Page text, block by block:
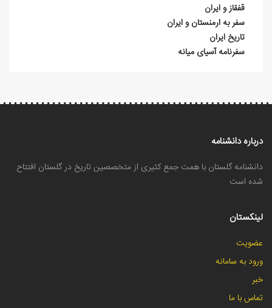
قفقاز و ایران
سفر به ارمنستان و ایران
تاریخ ایران
سفرنامه آسیای میانه
درباره دانشنامه
دانشنامه گلستان با همت جمع کثیری از متخصصین تاریخ در گلستان افتتاح
شده است
لینکستان
عضویت
ورود به سامانه
خبر
تماس با ما